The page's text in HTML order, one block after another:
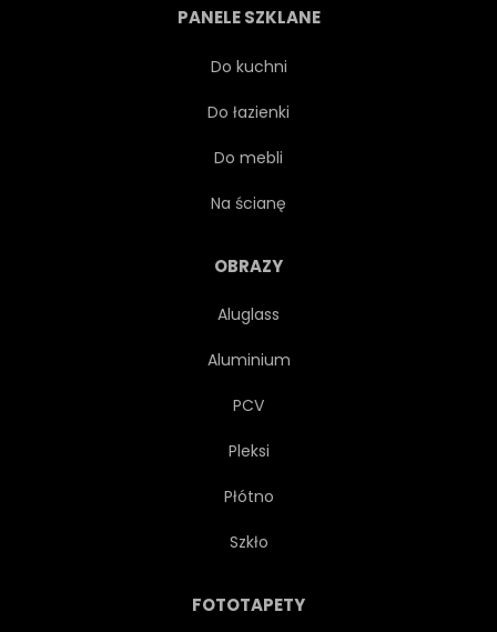
PROJEKTOWAĆ
BŁYSZCZĄCY
KREATYWNYCH
PANELE SZKLANE
Do kuchni
Do łazienki
Do mebli
Na ścianę
OBRAZY
Aluglass
Aluminium
PCV
Pleksi
Płótno
Szkło
FOTOTAPETY